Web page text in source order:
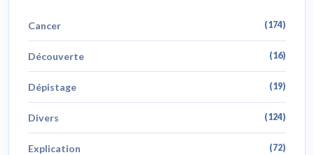
Cancer (174)
Découverte (16)
Dépistage (19)
Divers (124)
Explication (72)